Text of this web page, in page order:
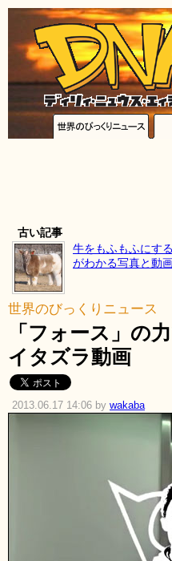
古い記事
牛をもふもふにす
がわかる写真と動
世界のびっくりニュース
「フォース」の
イタズラ動画
2013.06.17 14:06 by wakaba